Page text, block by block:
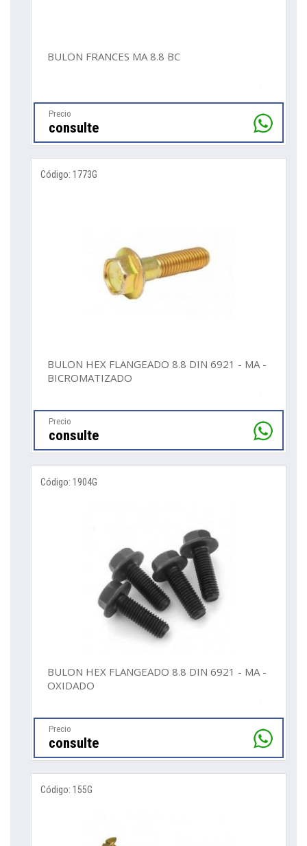
BULON FRANCES MA 8.8 BC
Precio
consulte
Código: 1773G
BULON HEX FLANGEADO 8.8 DIN 6921 - MA -
BICROMATIZADO
Precio
consulte
Código: 1904G
BULON HEX FLANGEADO 8.8 DIN 6921 - MA -
OXIDADO
Precio
consulte
Código: 155G